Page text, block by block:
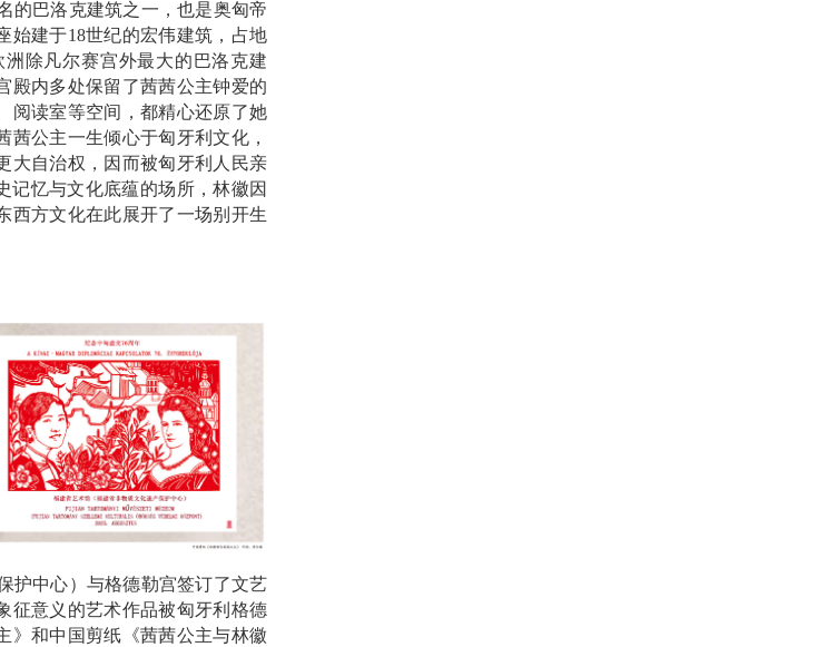
的巴洛克建筑之一，也是奥匈帝
始建于18世纪的宏伟建筑，占地
除凡尔赛宫外最大的巴洛克建
殿内多处保留了茜茜公主钟爱的
阅读室等空间，都精心还原了她
公主一生倾心于匈牙利文化，
大自治权，因而被匈牙利人民亲
记忆与文化底蕴的场所，林徽因
西方文化在此展开了一场别开生
护中心）与格德勒宫签订了文艺
征意义的艺术作品被匈牙利格德
》和中国剪纸《茜茜公主与林徽